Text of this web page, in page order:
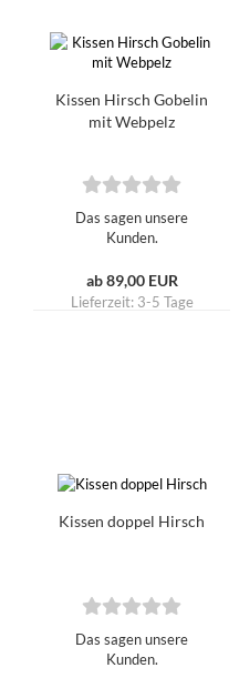
Kissen Hirsch Gobelin
mit Webpelz
Das sagen unsere
Kunden.
ab 89,00 EUR
Lieferzeit: 3-5 Tage
Kissen doppel Hirsch
Das sagen unsere
Kunden.